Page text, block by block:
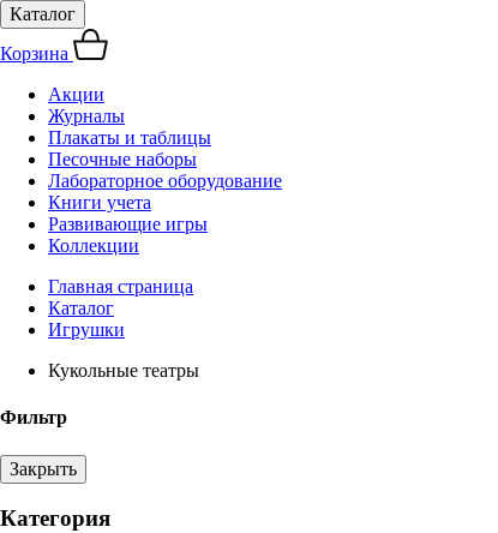
Каталог
Корзина
Акции
Журналы
Плакаты и таблицы
Песочные наборы
Лабораторное оборудование
Книги учета
Развивающие игры
Коллекции
Главная страница
Каталог
Игрушки
Кукольные театры
Фильтр
Закрыть
Категория